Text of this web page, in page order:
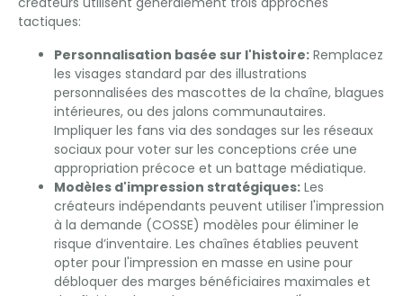
tactiques:
Personnalisation basée sur l'histoire: Remplacez
les visages standard par des illustrations
personnalisées des mascottes de la chaîne, blagues
intérieures, ou des jalons communautaires.
Impliquer les fans via des sondages sur les réseaux
sociaux pour voter sur les conceptions crée une
appropriation précoce et un battage médiatique.
Modèles d'impression stratégiques: Les
créateurs indépendants peuvent utiliser l'impression
à la demande (COSSE) modèles pour éliminer le
risque d’inventaire. Les chaînes établies peuvent
opter pour l'impression en masse en usine pour
débloquer des marges bénéficiaires maximales et